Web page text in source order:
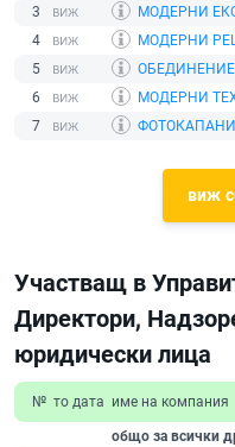
3
МОДЕРНИ
4
МОДЕРНИ
5
6
МОДЕРНИ
7
виж
Участващ в
Директори,
юридически лица
№ то дата име на компания
общо за всички